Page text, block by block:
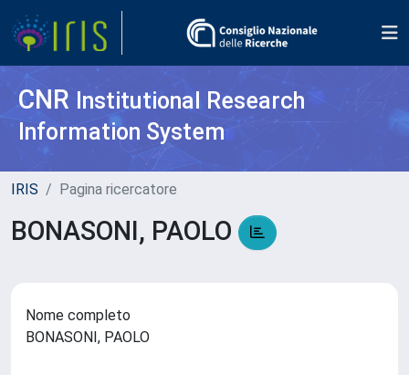
CNR Institutional Research
Information System
IRIS Pagina ricercatore
BONASONI, PAOLO
Nome completo
BONASONI, PAOLO